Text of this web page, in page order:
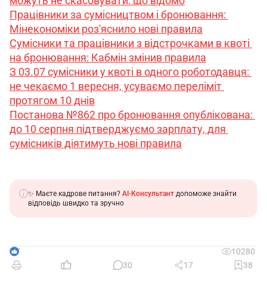
Працівники за сумісництвом і бронювання:
Мінекономіки роз'яснило нові правила
Сумісники та працівники з відстрочками в квоті
на бронювання: Кабмін змінив правила
З 03.07 сумісники у квоті в одного роботодавця:
не чекаємо 1 вересня, усуваємо переліміт
протягом 10 днів
Постанова №862 про бронювання опублікована:
до 10 серпня підтверджуємо зарплату, для
сумісників діятимуть нові правила
✨ Маєте кадрове питання? AI-Консультант допоможе знайти
відповідь швидко та зручно
7
10280
30
17 38